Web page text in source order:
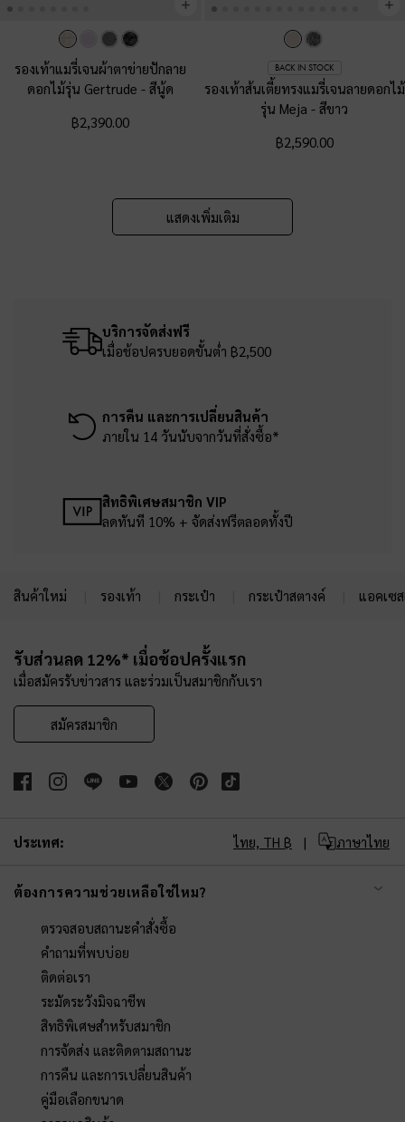
รองเท้าแมรี่เจนผ้าตาข่ายปักลาย
ดอกไม้รุ่น Gertrude-สีนู้ด
฿2,390.00
BACK IN STOCK
รองเท้าส้นเตี้ยทรงแมรี่เจนลายดอกไม้
รุ่น Meja-สีขาว
฿2,590.00
แสดงเพิ่มเติม
บริการจัดส่งฟรี
เมื่อช้อปครบยอดขั้นต่ำ ฿2,500
การคืน และการเปลี่ยนสินค้า
ภายใน 14 วันนับจากวันที่สั่งซื้อ*
สิทธิพิเศษสมาชิก VIP
ลดทันที 10% + จัดส่งฟรีตลอดทั้งปี
สินค้าใหม่ รองเท้า กระเป๋า กระเป๋าสตางค์ แอคเซ
รับส่วนลด 12%* เมื่อช้อปครั้งแรก
เมื่อสมัครรับข่าวสาร และร่วมเป็นสมาชิกกับเรา
สมัครสมาชิก
ประเทศ: ไทย, TH ฿ ภาษาไทย
ต้องการความช่วยเหลือใช่ไหม?
ตรวจสอบสถานะคำสั่งซื้อ
คำถามที่พบบ่อย
ติดต่อเรา
ระมัดระวังมิจฉาชีพ
สิทธิพิเศษสำหรับสมาชิก
การจัดส่ง และติดตามสถานะ
การคืน และการเปลี่ยนสินค้า
คู่มือเลือกขนาด